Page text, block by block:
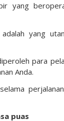
yang
yang
para
Anda.
puas